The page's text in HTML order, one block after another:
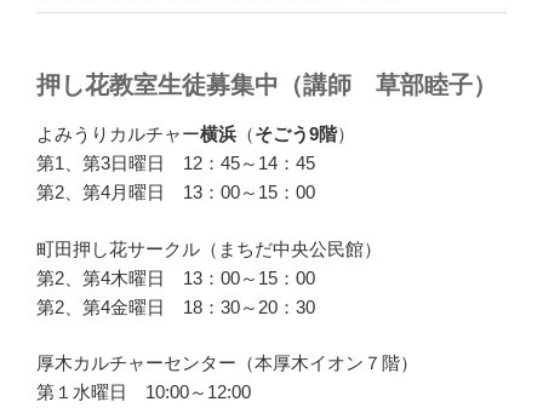
押し花教室生徒募集中（講師 草部睦子）
よみうりカルチャー横浜 （そごう9階）
第1、第3日曜日 12：45～14：45
第2、第4月曜日 13：00～15：00
町田押し花サークル（まちだ中央公民館）
第2、第4木曜日 13：00～15：00
第2、第4金曜日 18：30～20：30
厚木カルチャーセンター（本厚木イオン７階）
第１水曜日 10:00～12:00